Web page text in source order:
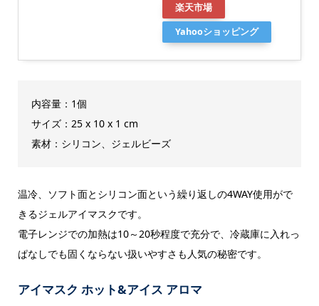
楽天市場
Yahooショッピング
内容量：1個
サイズ：25 x 10 x 1 cm
素材：シリコン、ジェルビーズ
温冷、ソフト面とシリコン面という繰り返しの4WAY使用がで
きるジェルアイマスクです。
電子レンジでの加熱は10～20秒程度で充分で、冷蔵庫に入れっ
ぱなしでも固くならない扱いやすさも人気の秘密です。
アイマスク ホット&アイス アロマ